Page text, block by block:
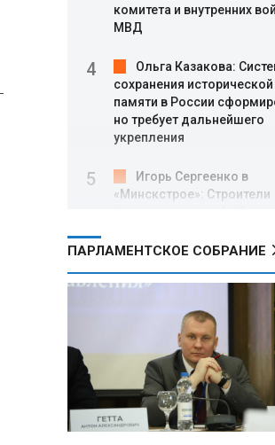
комитета и внутренних
МВД
Ольга Казакова:
сохранения исторической
памяти в России
но требует дальнейшего
укрепления
Игорь Сергеенко в
«Минскстрое»: Строители
в улучшении охраны труда
МИД РФ: Поездка
Зеленского в США не
ожидаемых результатов
Белорусские
собрали первые
томаты из семян,
на орбите
ПАРЛАМЕНТСКОЕ СОБРАНИЕ